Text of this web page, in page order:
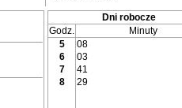
Dni robocze
Godz.
Minuty
5
08
6
03
7
41
8
29